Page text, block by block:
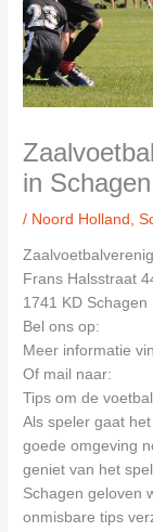
in Schagen
/ Noord Holland ,
Frans Halsstraat
1741 KD Schagen
Bel ons op:
Meer informatie
Of mail naar:
Tips om de
Als speler gaat
goede omgeving
geniet van het
Schagen geloven
onmisbare tips